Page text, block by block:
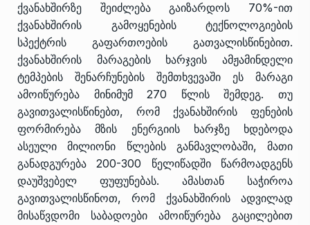
ქვანახშირზე შეიძლება გაიზარდოს 70%-ით
ქვანახშირის გამოყენების ტექნოლოგიების
სპექტრის გაფართოების გათვალისწინებით.
ქვანახშირის მარაგების ხარჯვის ამჟამინდელი
ტემპების შენარჩუნების შემთხვევაში ეს მარაგი
ამოიწურება მინიმუმ 270 წლის შემდეგ. თუ
გავითვალისწინებთ, რომ ქვანახშირის ფენების
ფორმირება მზის ენერგიის ხარჯზე ხდებოდა
ასეული მილიონი წლების განმავლობაში, მათი
განადგურება 200-300 წელიწადში წარმოადგენს
დაუშვებელ ფუფუნებას. ამასთან საჭიროა
გავითვალისწინოთ, რომ ქვანახშირის ადვილად
მისაწვდომი საბადოები ამოიწურება გაცილებით